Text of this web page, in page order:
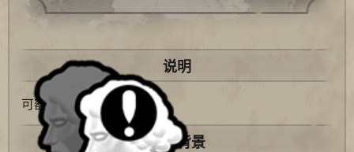
说明
可额外招募一名间谍。
历史背景